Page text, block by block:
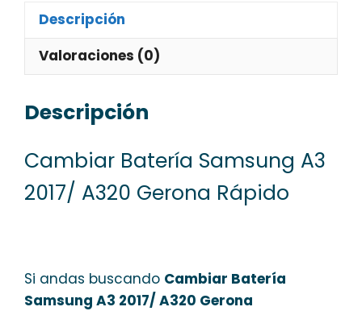
Descripción
Valoraciones (0)
Descripción
Cambiar Batería Samsung A3
2017/ A320 Gerona Rápido
Si andas buscando Cambiar Batería
Samsung A3 2017/ A320 Gerona